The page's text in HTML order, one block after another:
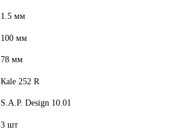
1.5 мм
100 мм
78 мм
Кale 252 R
S.A.P. Design 10.01
3 шт